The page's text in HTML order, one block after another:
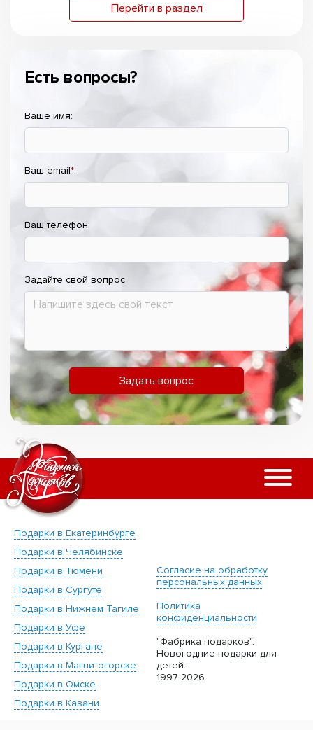
Перейти в раздел
Есть вопросы?
Ваше имя:
Ваш email*:
Ваш телефон:
Задайте свой вопрос
Задать вопрос
Подарки в Екатеринбурге
Подарки в Челябинске
Подарки в Тюмени
Подарки в Сургуте
Подарки в Нижнем Тагиле
Подарки в Уфе
Подарки в Кургане
Подарки в Магнитогорске
Подарки в Омске
Подарки в Казани
Согласие на обработку
персональных данных
Политика
конфиденциальности
"Фабрика подарков".
Новогодние подарки для
детей.
1997-2026